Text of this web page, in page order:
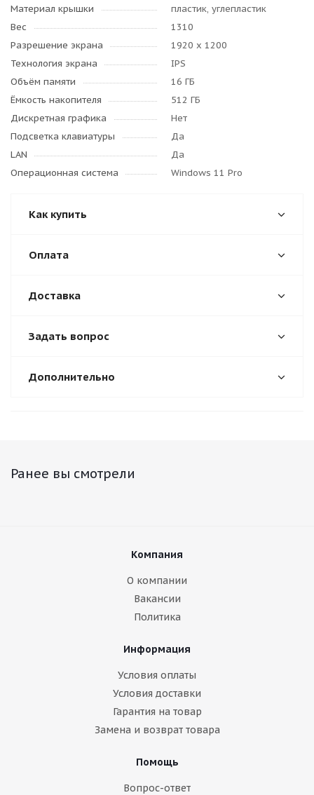
Материал крышки
пластик, углепластик
Вес
1310
Разрешение экрана
1920 x 1200
Технология экрана
IPS
Объём памяти
16 ГБ
Ёмкость накопителя
512 ГБ
Дискретная графика
Нет
Подсветка клавиатуры
Да
LAN
Да
Операционная система
Windows 11 Pro
Как купить
Оплата
Доставка
Задать вопрос
Дополнительно
Ранее вы смотрели
Компания
О компании
Вакансии
Политика
Информация
Условия оплаты
Условия доставки
Гарантия на товар
Замена и возврат товара
Помощь
Вопрос-ответ